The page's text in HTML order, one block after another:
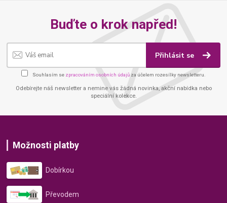
Buďte o krok napřed!
Přihlásit se
Souhlasím se zpracováním osobních údajů za účelem rozesílky newsletteru.
Odebírejte náš newsletter a nemine vás žádná novinka, akční nabídka nebo
speciální kolekce.
Možnosti platby
Dobírkou
Převodem